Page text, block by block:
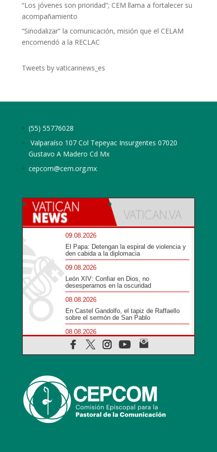
“Los jóvenes son prioridad”; CEM llama a fortalecer su
acompañamiento
“Sinodalizar” la comunicación, misión que el CELAM
encomendó a la RECLAC
Tweets by vaticannews_es
(55) 55776028
Valparaíso 107 Col Tepeyac Insurgentes 07020
Gustavo A Madero Cd Mx
cepcom@cem.org.mx
09.08.2026
El Papa: Detengan la espiral de violencia y
den cabida a la diplomacia
09.08.2026
León XIV: Confiar en Dios, no
desesperarnos en la oscuridad
08.08.2026
En Castel Gandolfo, el tapiz de Raffaello
sobre el sermón de San Pablo
08.08.2026
En Colombia, «la paz no se compra con
una firma»
08.08.2026
El Papa: en Santa Ágata contemplamos la
victoria del amor sobre la muerte